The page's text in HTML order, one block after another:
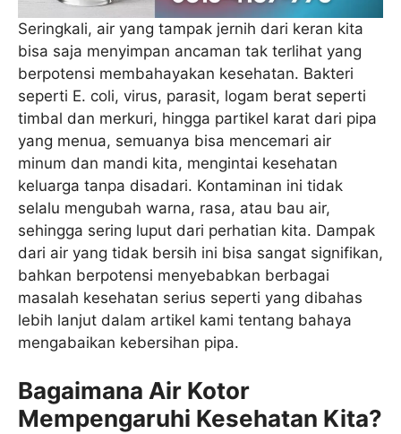
Seringkali, air yang tampak jernih dari keran kita
bisa saja menyimpan ancaman tak terlihat yang
berpotensi membahayakan kesehatan. Bakteri
seperti E. coli, virus, parasit, logam berat seperti
timbal dan merkuri, hingga partikel karat dari pipa
yang menua, semuanya bisa mencemari air
minum dan mandi kita, mengintai kesehatan
keluarga tanpa disadari. Kontaminan ini tidak
selalu mengubah warna, rasa, atau bau air,
sehingga sering luput dari perhatian kita. Dampak
dari air yang tidak bersih ini bisa sangat signifikan,
bahkan berpotensi menyebabkan berbagai
masalah kesehatan serius seperti yang dibahas
lebih lanjut dalam artikel kami tentang bahaya
mengabaikan kebersihan pipa.
Bagaimana Air Kotor
Mempengaruhi Kesehatan Kita?